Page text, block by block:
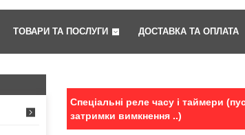
ТОВАРИ ТА ПОСЛУГИ ДОСТАВКА ТА ОПЛАТА
Спеціальні реле часу і таймери
затримки вимкнення ..)